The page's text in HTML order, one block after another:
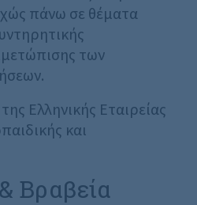
πάνω σε θέματα
των
Ελληνικής Εταιρείας
και
Βραβεία